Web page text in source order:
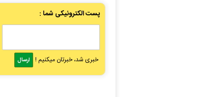
پست الکترونیکی شما :
خبری شد، خبرتان میکنیم !